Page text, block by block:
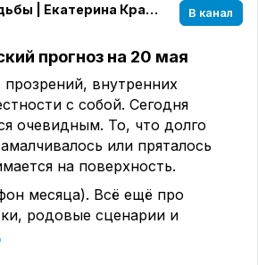
Матрица судьбы | Екатерина Кравченко В канал
прогноз на 20 мая
прозрений, внутренних
с собой. Сегодня
очевидным. То, что долго
или пряталось
на поверхность.
месяца). Всё ещё про
родовые сценарии и
Но сегодня